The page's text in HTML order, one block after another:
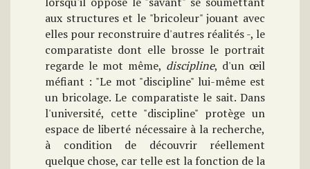
aux structures et le "bricoleur" jouant avec
elles pour reconstruire d'autres réalités -, le
comparatiste dont elle brosse le portrait
regarde le mot même, discipline, d'un œil
méfiant : "Le mot "discipline" lui-même est
un bricolage. Le comparatiste le sait. Dans
l'université, cette "discipline" protège un
espace de liberté nécessaire à la recherche,
à condition de découvrir réellement
quelque chose, car telle est la fonction de la